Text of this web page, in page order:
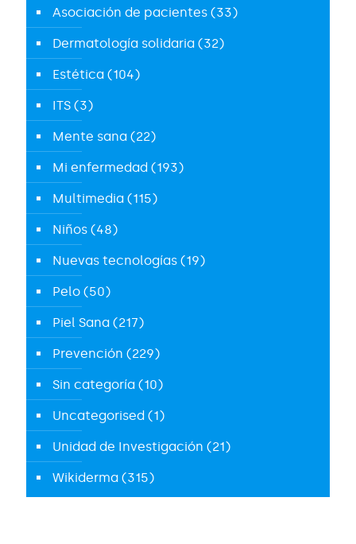
Asociación de pacientes (33)
Dermatología solidaria (32)
Estética (104)
ITS (3)
Mente sana (22)
Mi enfermedad (193)
Multimedia (115)
Niños (48)
Nuevas tecnologías (19)
Pelo (50)
Piel Sana (217)
Prevención (229)
Sin categoría (10)
Uncategorised (1)
Unidad de Investigación (21)
Wikiderma (315)